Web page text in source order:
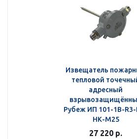
Извещатель
тепловой
адресный
Рубеж ИП 101-1В-R3-
НК-М25
27 220 р.